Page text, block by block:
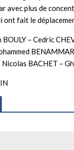
avec plus de
fait le
– Cedric
BACHET –